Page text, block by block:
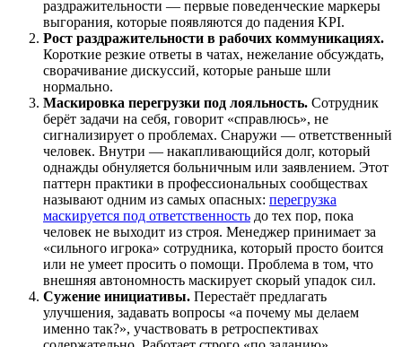
раздражительности — первые поведенческие маркеры
выгорания, которые появляются до падения KPI.
Рост раздражительности в рабочих коммуникациях.
Короткие резкие ответы в чатах, нежелание обсуждать,
сворачивание дискуссий, которые раньше шли
нормально.
Маскировка перегрузки под лояльность. Сотрудник
берёт задачи на себя, говорит «справлюсь», не
сигнализирует о проблемах. Снаружи — ответственный
человек. Внутри — накапливающийся долг, который
однажды обнуляется больничным или заявлением. Этот
паттерн практики в профессиональных сообществах
называют одним из самых опасных: перегрузка
маскируется под ответственность до тех пор, пока
человек не выходит из строя. Менеджер принимает за
«сильного игрока» сотрудника, который просто боится
или не умеет просить о помощи. Проблема в том, что
внешняя автономность маскирует скорый упадок сил.
Сужение инициативы. Перестаёт предлагать
улучшения, задавать вопросы «а почему мы делаем
именно так?», участвовать в ретроспективах